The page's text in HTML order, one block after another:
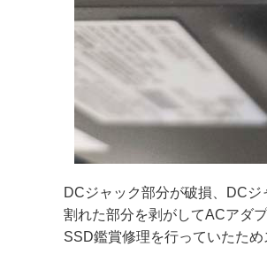
DCジャック部分が破損、DCジ
割れた部分を剥がしてACアダ
SSD鑑賞修理を行っていたため